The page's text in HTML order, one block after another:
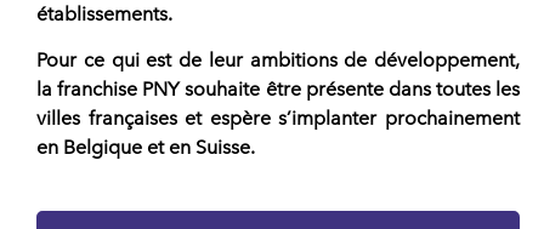
établissements.
Pour ce qui est de leur ambitions de développement,
lafranchise PNY souhaite être présente dans toutes les
villes françaiseset espère s’implanter prochainement
en Belgique et en Suisse.